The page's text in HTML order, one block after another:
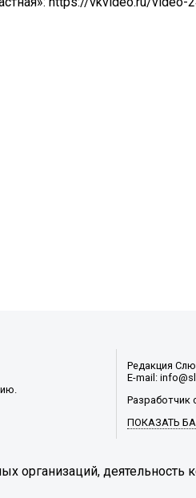
Редакция
E-mail:
Разработчик
ПОКАЗАТЬ
деятельность